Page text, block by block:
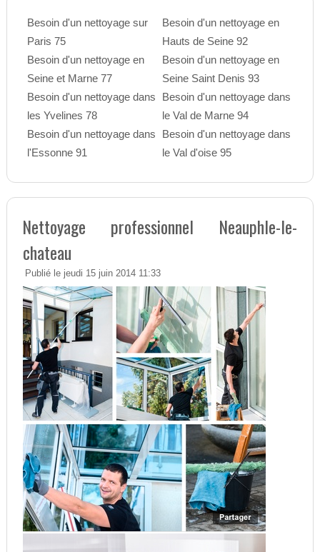
Besoin d'un nettoyage sur
Paris 75
Besoin d'un nettoyage en
Seine et Marne 77
Besoin d'un nettoyage dans
les Yvelines 78
Besoin d'un nettoyage dans
l'Essonne 91
Besoin d'un nettoyage en
Hauts de Seine 92
Besoin d'un nettoyage en
Seine Saint Denis 93
Besoin d'un nettoyage dans
le Val de Marne 94
Besoin d'un nettoyage dans
le Val d'oise 95
Nettoyage professionnel Neauphle-le-
chateau
Publié le jeudi 15 juin 2014 11:33